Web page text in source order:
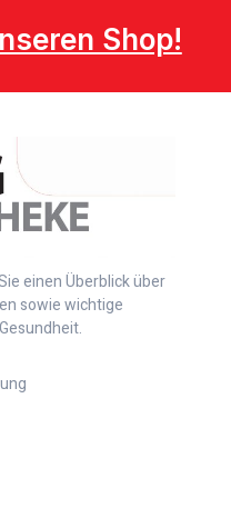
Shop!
einen Überblick über
sowie wichtige